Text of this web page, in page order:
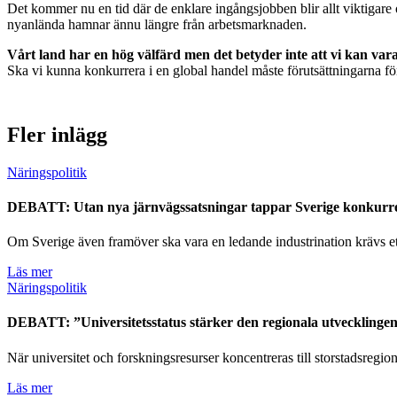
Det kommer nu en tid där de enklare ingångsjobben blir allt viktigare
nyanlända hamnar ännu längre från arbetsmarknaden.
Vårt land har en hög välfärd men det betyder inte att vi kan
Ska vi kunna konkurrera i en global handel måste förutsättningarna
Fler inlägg
Näringspolitik
DEBATT: Utan nya järnvägssatsningar tappar Sverige
Om Sverige även framöver ska vara en ledande industrination
Läs mer
Näringspolitik
DEBATT: ”Universitetsstatus stärker den regionala
När universitet och forskningsresurser koncentreras till
Läs mer